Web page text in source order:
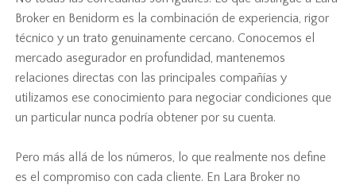
Broker en Benidorm es la combinación de experiencia, rigor
técnico y un trato genuinamente cercano. Conocemos el
mercado asegurador en profundidad, mantenemos
relaciones directas con las principales compañías y
utilizamos ese conocimiento para negociar condiciones que
un particular nunca podría obtener por su cuenta.
Pero más allá de los números, lo que realmente nos define
es el compromiso con cada cliente. En Lara Broker no